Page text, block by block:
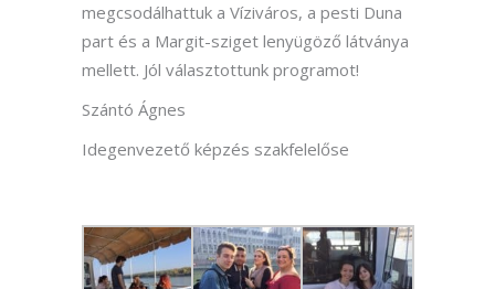
megcsodálhattuk a Víziváros, a pesti Duna
part és a Margit-sziget lenyügöző látványa
mellett. Jól választottunk programot!
Szántó Ágnes
Idegenvezető képzés szakfelelőse